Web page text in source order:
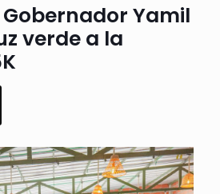
Gobernador Yamil
verde a la